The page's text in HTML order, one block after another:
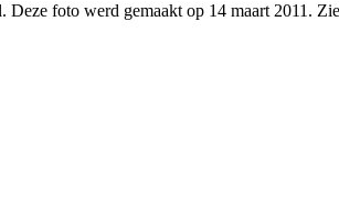
foto werd gemaakt op 14 maart 2011.